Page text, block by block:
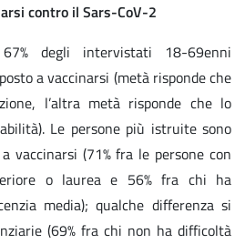
contro il Sars-CoV-2
67% degli intervistati 18-69enni
a vaccinarsi (metà risponde che
l’altra metà risponde che lo
Le persone più istruite sono
vaccinarsi (71% fra le persone con
o laurea e 56% fra chi ha
media); qualche differenza si
(69% fra chi non ha difficoltà